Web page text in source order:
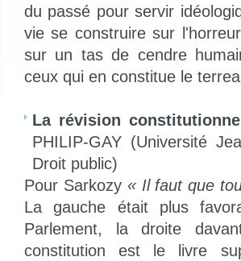
du passé pour servir
vie se construire sur
sur un tas de cendre
ceux qui en constitue le
La révision
PHILIP-GAY (Université
Droit public)
Pour Sarkozy « Il faut que
La gauche était plus
Parlement, la droite
constitution est le livre